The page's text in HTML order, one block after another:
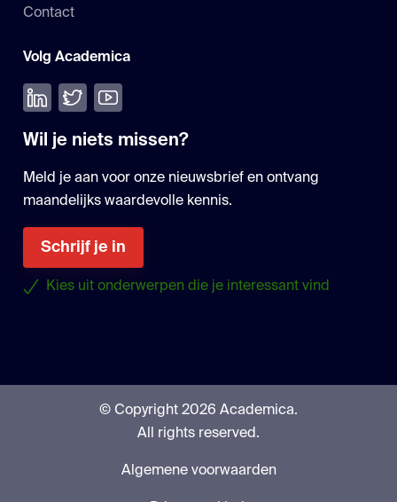
Contact
Volg Academica
Volg ons op LinkedIn
Volg ons op Twitter
Bekijk onze YouTube
Wil je niets missen?
Meld je aan voor onze nieuwsbrief en ontvang
maandelijks waardevolle kennis.
Schrijf je in
Kies uit onderwerpen die je interessant vind
© Copyright 2026 Academica.
All rights reserved.
Algemene voorwaarden